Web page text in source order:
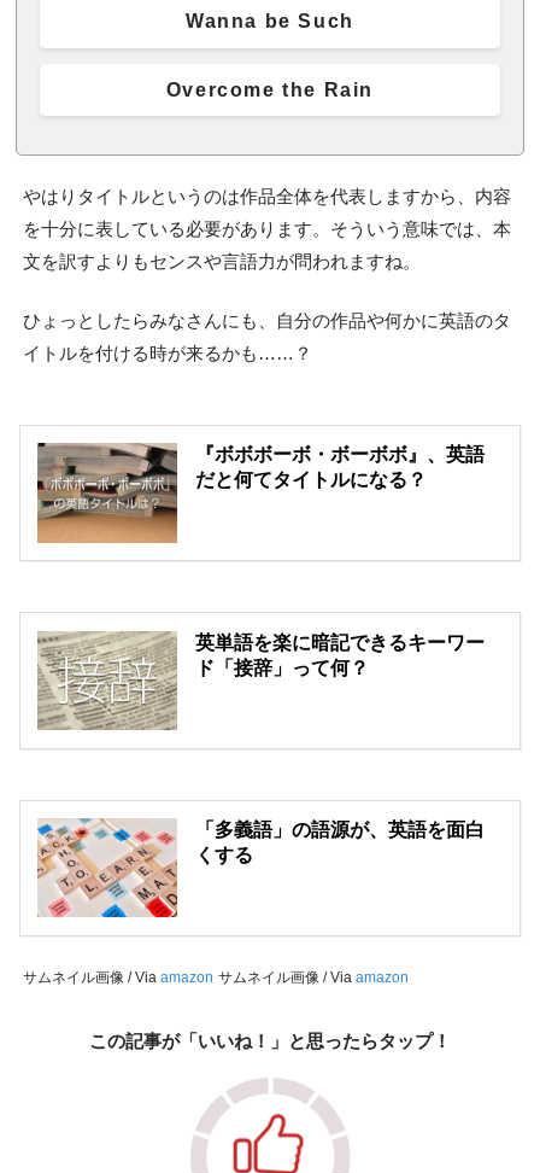
Wanna be Such
Overcome the Rain
やはりタイトルというのは作品全体を代表しますから、内容
を十分に表している必要があります。そういう意味では、本
文を訳すよりもセンスや言語力が問われますね。
ひょっとしたらみなさんにも、自分の作品や何かに英語のタ
イトルを付ける時が来るかも……？
『ボボボーボ・ボーボボ』、英語
だと何てタイトルになる？
英単語を楽に暗記できるキーワー
ド「接辞」って何？
「多義語」の語源が、英語を面白
くする
サムネイル画像 / Via amazon サムネイル画像 / Via amazon
この記事が「いいね！」と思ったらタップ！